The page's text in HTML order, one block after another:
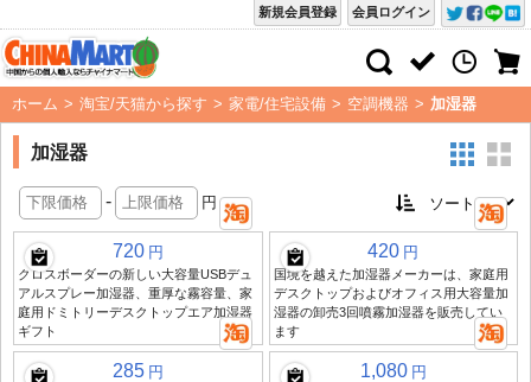
会員ログイン
新規会員登録
ホーム > 淘宝/天猫から探す > 家電/住宅設備 > 空調機器 > 加湿器
加湿器
- 円
720 円
クロスボーダーの新しい大容量USBデュ
アルスプレー加湿器、重厚な霧容量、家
庭用ドミトリーデスクトップエア加湿器
ギフト
420 円
国境を越えた加湿器メーカーは、家庭用
デスクトップおよびオフィス用大容量加
湿器の卸売3回噴霧加湿器を販売してい
ます
285 円 1,080 円